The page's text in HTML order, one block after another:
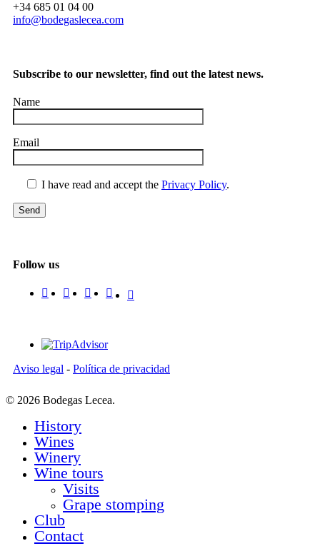
+34 685 01 04 00
info@bodegaslecea.com
Subscribe to our newsletter, find out the latest news.
Name
Email
I have read and accept the Privacy Policy.
Follow us
Aviso legal - Política de privacidad
© 2026 Bodegas Lecea.
Close
History
Wines
Winery
Wine tours
Visits
Grape stomping
Club
Contact